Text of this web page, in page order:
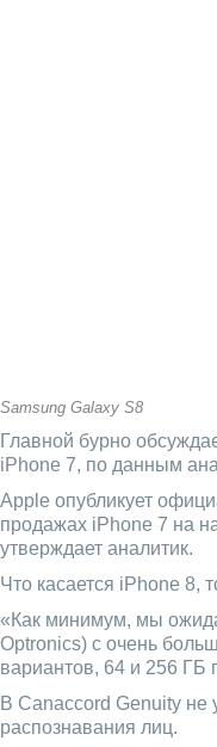
Samsung Galaxy S8
Главной бурно
iPhone 7, по данным
Apple опубликует
продажах iPhone 7 на
утверждает аналитик.
Что касается iPhone 8,
«Как минимум, мы
Optronics) с очень
вариантов, 64 и 256 ГБ
В Canaccord Genuity не
распознавания лиц.